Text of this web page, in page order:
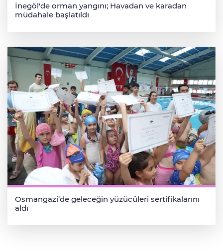
İnegöl'de orman yangını; Havadan ve karadan
müdahale başlatıldı
Osmangazi’de geleceğin yüzücüleri sertifikalarını
aldı